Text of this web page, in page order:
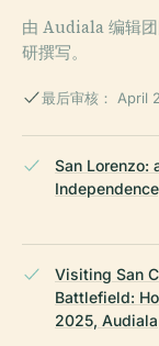
由 Audiala 编辑
研撰写。
最后审核： April
San Lorenzo:
Visiting San
Battlefield:
2025, Audiala